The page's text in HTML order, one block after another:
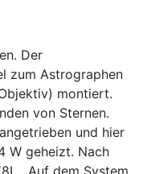
Der
zum Astrographen
montiert.
von Sternen.
und hier
W geheizt. Nach
Auf dem System